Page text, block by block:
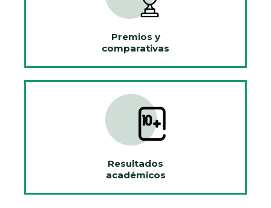
Premios y
comparativas
Resultados
académicos